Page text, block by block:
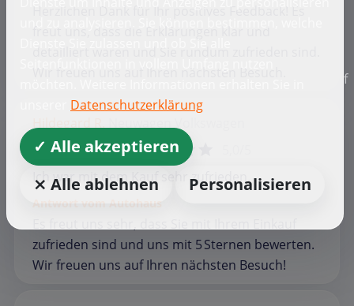
Herzlichen Dank für Ihr positives Feedback! Es
freut uns, dass die Erklärungen klar und
detailliert waren und Sie rundum zufrieden sind.
Wir freuen uns auf Ihren nächsten Besuch.
Ich war mit dem Kauf sehr zufrieden.
Antwort vom Autohaus
zufrieden sind und uns mit 5 Sternen bewerten.
Wir freuen uns auf Ihren nächsten Besuch!
und zu analysieren. Sie können bestimmen, welche
Dienste Sie zulassen und ob Sie alle
Seitenfunktionen in vollem Umfang nutzen
Datenschutzerklärung
✓ Alle akzeptieren
⨯ Alle ablehnen
Personalisieren
f